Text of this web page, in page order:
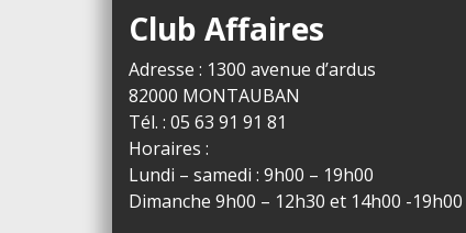
Club Affaires
Adresse : 1300 avenue d’ardus
82000 MONTAUBAN
Tél. : 05 63 91 91 81
Horaires :
Lundi – samedi : 9h00 – 19h00
Dimanche 9h00 – 12h30 et 14h00 -19h00